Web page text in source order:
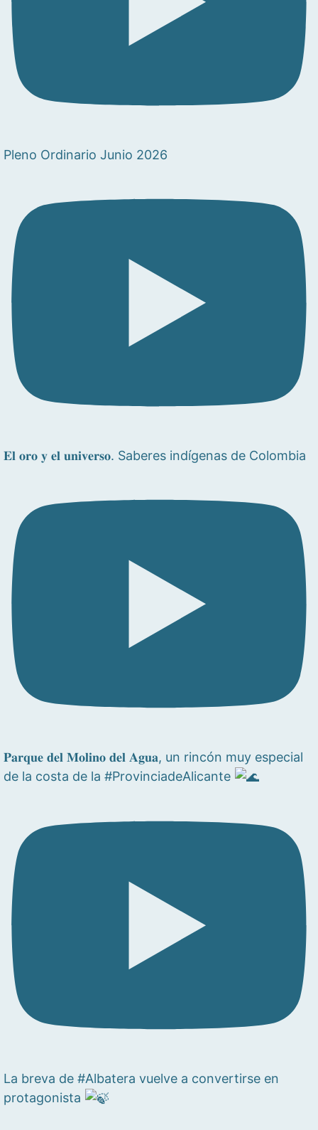
Pleno Ordinario Junio 2026
𝐄𝐥 𝐨𝐫𝐨 𝐲 𝐞𝐥 𝐮𝐧𝐢𝐯𝐞𝐫𝐬𝐨. Saberes indígenas de Colombia
𝐏𝐚𝐫𝐪𝐮𝐞 𝐝𝐞𝐥 𝐌𝐨𝐥𝐢𝐧𝐨 𝐝𝐞𝐥 𝐀𝐠𝐮𝐚, un rincón muy especial
de la costa de la #ProvinciadeAlicante
La breva de #Albatera vuelve a convertirse en
protagonista